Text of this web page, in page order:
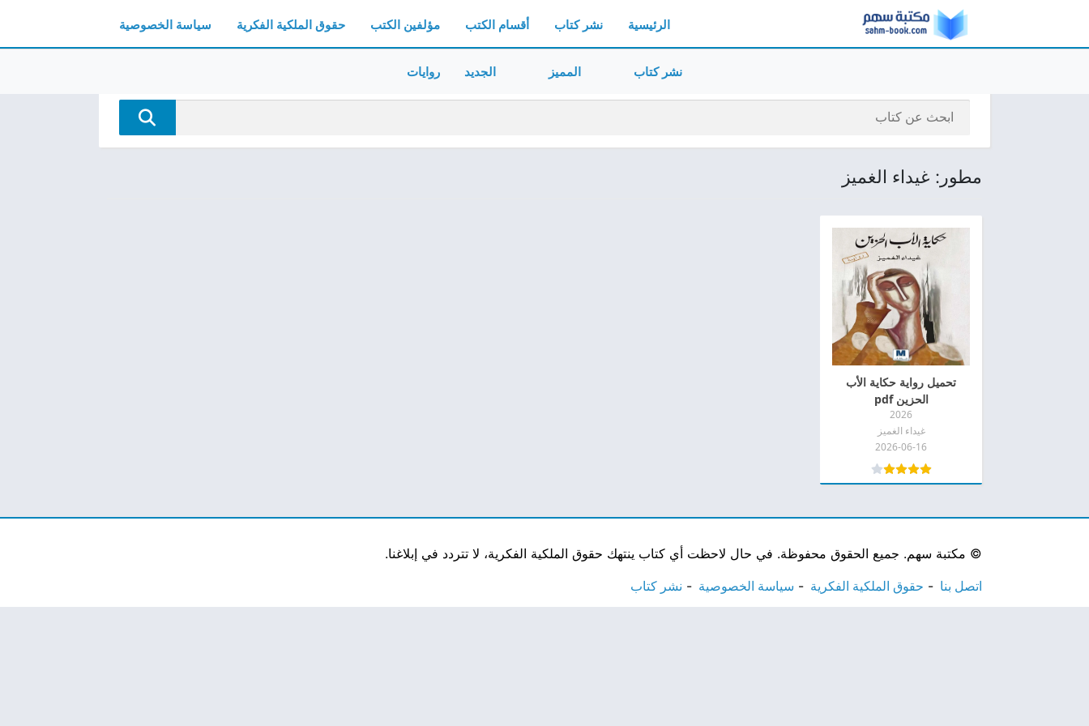
الرئيسية نشر كتاب أقسام الكتب مؤلفين الكتب حقوق الملكية الفكرية سياسة الخصوصية
نشر كتاب المميز الجديد روايات
مطور: غيداء الغميز
تحميل رواية حكاية الأب
الحزين pdf
2026
غيداء الغميز
2026-06-16
© مكتبة سهم. جميع الحقوق محفوظة. في حال لاحظت أي كتاب ينتهك حقوق الملكية الفكرية، لا تتردد في إبلاغنا.
اتصل بنا حقوق الملكية الفكرية سياسة الخصوصية نشر كتاب